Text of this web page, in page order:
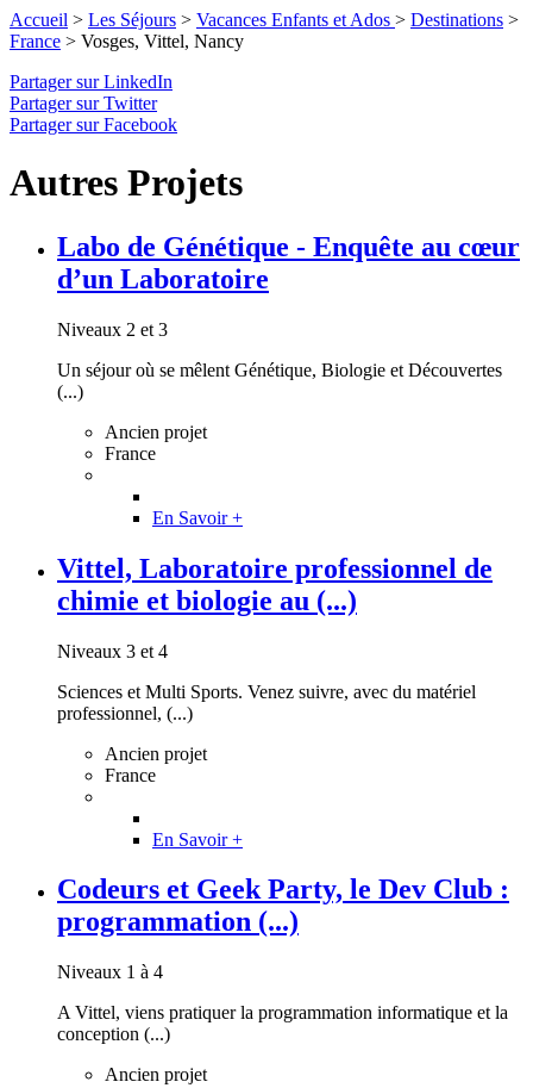
Accueil > Les Séjours > Vacances Enfants et Ados > Destinations >
France > Vosges, Vittel, Nancy
Partager sur LinkedIn
Partager sur Twitter
Partager sur Facebook
Autres Projets
Labo de Génétique - Enquête au cœur
d’un Laboratoire
Niveaux 2 et 3
Un séjour où se mêlent Génétique, Biologie et Découvertes
(...)
Ancien projet
France
En Savoir +
Vittel, Laboratoire professionnel de
chimie et biologie au (...)
Niveaux 3 et 4
Sciences et Multi Sports. Venez suivre, avec du matériel
professionnel, (...)
Ancien projet
France
En Savoir +
Codeurs et Geek Party, le Dev Club :
programmation (...)
Niveaux 1 à 4
A Vittel, viens pratiquer la programmation informatique et la
conception (...)
Ancien projet